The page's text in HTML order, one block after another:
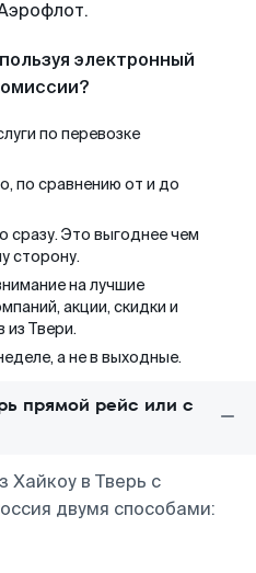
электронный
по перевозке
по сравнению от и до
сразу. Это выгоднее чем
сторону.
на лучшие
акции, скидки и
Твери.
а не в выходные.
прямой рейс или с
Хайкоу в Тверь с
двумя способами: